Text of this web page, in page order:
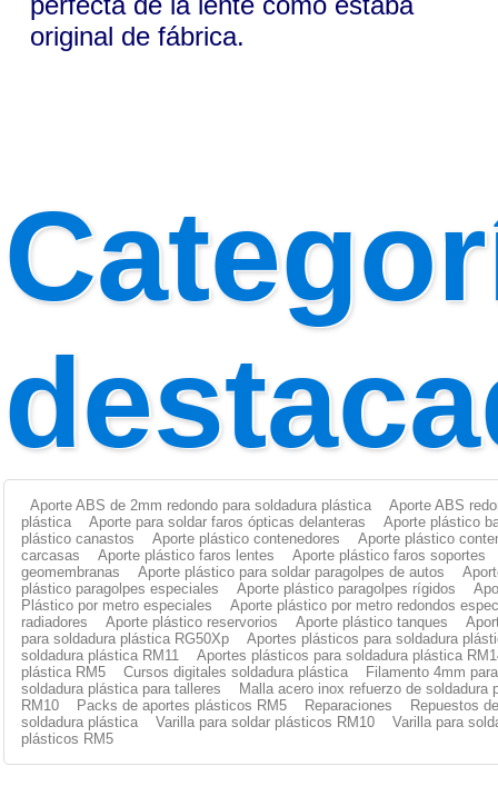
original de fábrica.
Aporte ABS de 2mm redondo para soldadura plástica
Aporte ABS
plástica
Aporte para soldar faros ópticas delanteras
Aporte plástico
plástico canastos
Aporte plástico contenedores
Aporte plástico
carcasas
Aporte plástico faros lentes
Aporte plástico faros soportes
geomembranas
Aporte plástico para soldar paragolpes de autos
plástico paragolpes especiales
Aporte plástico paragolpes rígidos
Plástico por metro especiales
Aporte plástico por metro redondos
radiadores
Aporte plástico reservorios Aporte plástico tanques
para soldadura plástica RG50Xp
Aportes plásticos para soldadura
soldadura plástica RM11
Aportes plásticos para soldadura plástica
plástica RM5
Cursos digitales soldadura plástica
Filamento 4mm
soldadura plástica para talleres
Malla acero inox refuerzo de soldadura
RM10
Packs de aportes plásticos RM5 Reparaciones
Repuestos
soldadura plástica
Varilla para soldar plásticos RM10
Varilla para
plásticos RM5